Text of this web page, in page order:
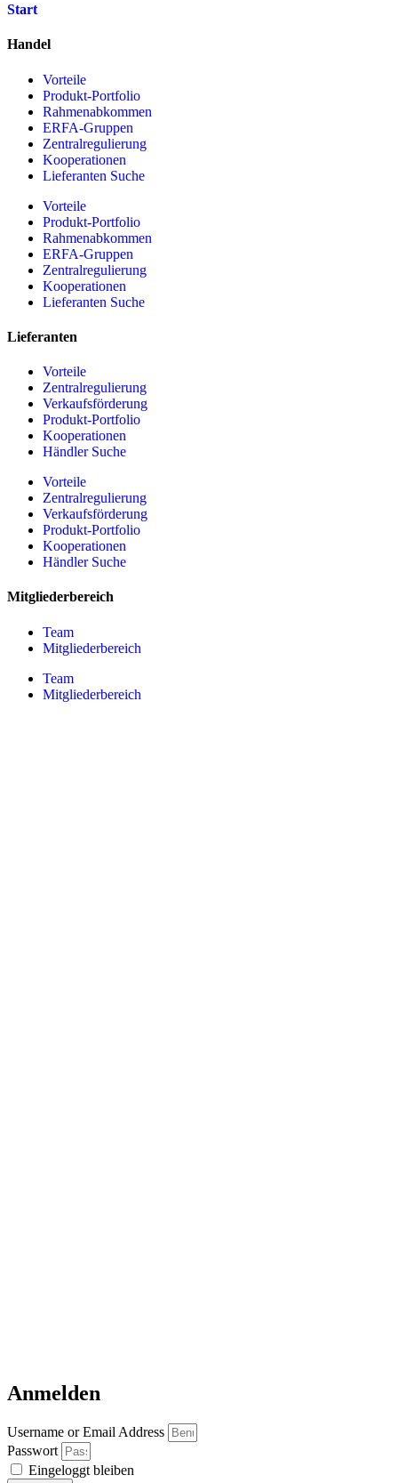
Start
Handel
Vorteile
Produkt-Portfolio
Rahmenabkommen
ERFA-Gruppen
Zentralregulierung
Kooperationen
Lieferanten Suche
Vorteile
Produkt-Portfolio
Rahmenabkommen
ERFA-Gruppen
Zentralregulierung
Kooperationen
Lieferanten Suche
Lieferanten
Vorteile
Zentralregulierung
Verkaufsförderung
Produkt-Portfolio
Kooperationen
Händler Suche
Vorteile
Zentralregulierung
Verkaufsförderung
Produkt-Portfolio
Kooperationen
Händler Suche
Mitgliederbereich
Team
Mitgliederbereich
Team
Mitgliederbereich
Anmelden
Username or Email Address
Passwort
Eingeloggt bleiben